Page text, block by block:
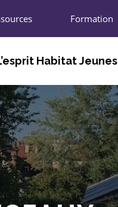
Formation
Habitat Jeunes
LE VIVRE ET LE FAIRE
AUX BESOINS DES
ET DES TERRITOIRES
POUR L’INNOVATION SOCIALE
À LA VIE LOCALE ET